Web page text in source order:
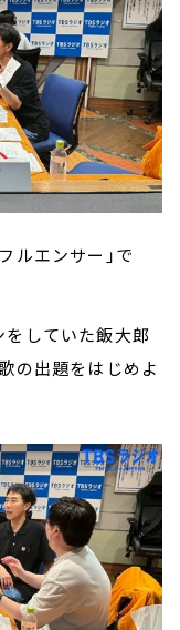
ルエンサー」で
していた飯大郎
の出題をはじめよ